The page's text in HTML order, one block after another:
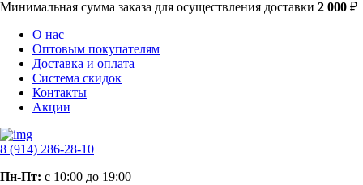
Минимальная сумма заказа для осуществления доставки 2 000 ₽
О нас
Оптовым покупателям
Доставка и оплата
Система скидок
Контакты
Акции
8 (914) 286-28-10
Пн-Пт: с 10:00 до 19:00